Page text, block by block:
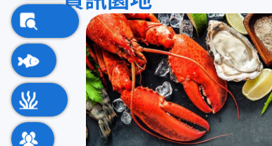
水產知識快搜
即時查詢服務
水產典藏
水產主題館